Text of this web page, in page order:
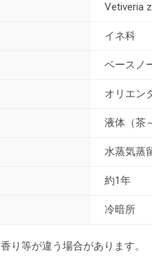
Vetiveria
イネ科
ベースノ
オリエン
液体（茶
水蒸気蒸
約1年
冷暗所
り等が違う場合があります。